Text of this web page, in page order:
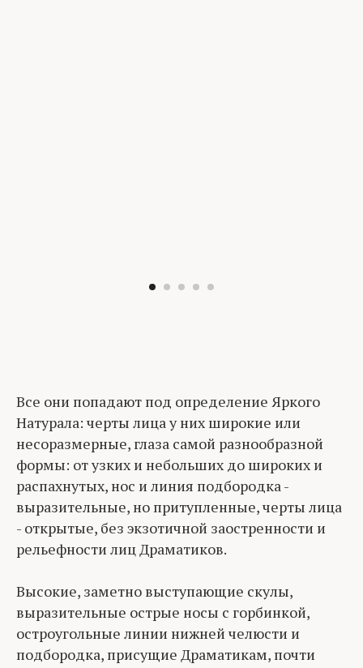
Все они попадают под определение Яркого
Натурала: черты лица у них широкие или
несоразмерные, глаза самой разнообразной
формы: от узких и небольших до широких и
распахнутых, нос и линия подбородка -
выразительные, но притупленные, черты лица
- открытые, без экзотичной заостренности и
рельефности лиц Драматиков.
Высокие, заметно выступающие скулы,
выразительные острые носы с горбинкой,
остроугольные линии нижней челюсти и
подбородка, присущие Драматикам, почти